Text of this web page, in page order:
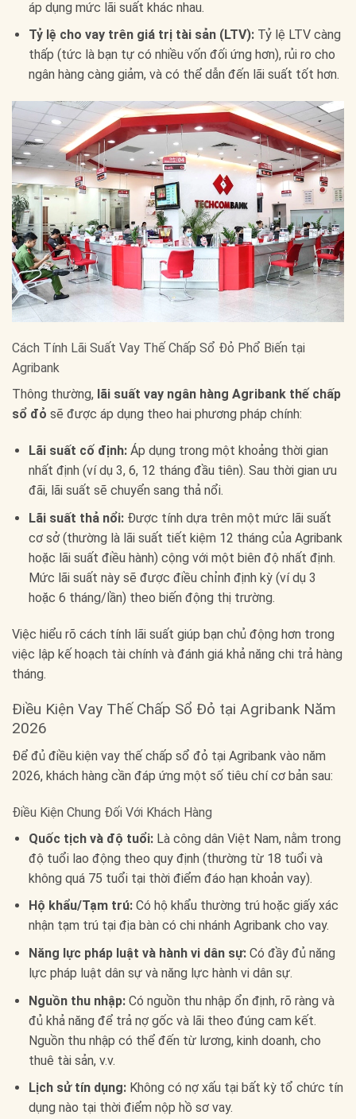
áp dụng mức lãi suất khác nhau.
Tỷ lệ cho vay trên giá trị tài sản (LTV):Tỷ lệ LTV càng
thấp (tức là bạn tự có nhiều vốn đối ứng hơn), rủi ro cho
ngân hàng càng giảm, và có thể dẫn đến lãi suất tốt hơn.
Cách Tính Lãi Suất Vay Thế Chấp Sổ Đỏ Phổ Biến tại
Agribank
Thông thường, lãi suất vay ngân hàng Agribank thế chấp
sổ đỏ sẽ được áp dụng theo hai phương pháp chính:
Lãi suất cố định:Áp dụng trong một khoảng thời gian
nhất định (ví dụ 3, 6, 12 tháng đầu tiên). Sau thời gian ưu
đãi, lãi suất sẽ chuyển sang thả nổi.
Lãi suất thả nổi:Được tính dựa trên một mức lãi suất
cơ sở (thường là lãi suất tiết kiệm 12 tháng của Agribank
hoặc lãi suất điều hành) cộng với một biên độ nhất định.
Mức lãi suất này sẽ được điều chỉnh định kỳ (ví dụ 3
hoặc 6 tháng/lần) theo biến động thị trường.
Việc hiểu rõ cách tính lãi suất giúp bạn chủ động hơn trong
việc lập kế hoạch tài chính và đánh giá khả năng chi trả hàng
tháng.
Điều Kiện Vay Thế Chấp Sổ Đỏ tại Agribank Năm
2026
Để đủ điều kiện vay thế chấp sổ đỏ tại Agribank vào năm
2026, khách hàng cần đáp ứng một số tiêu chí cơ bản sau:
Điều Kiện Chung Đối Với Khách Hàng
Quốc tịch và độ tuổi:Là công dân Việt Nam, nằm trong
độ tuổi lao động theo quy định (thường từ 18 tuổi và
không quá 75 tuổi tại thời điểm đáo hạn khoản vay).
Hộ khẩu/Tạm trú:Có hộ khẩu thường trú hoặc giấy xác
nhận tạm trú tại địa bàn có chi nhánh Agribank cho vay.
Năng lực pháp luật và hành vi dân sự:Có đầy đủ năng
lực pháp luật dân sự và năng lực hành vi dân sự.
Nguồn thu nhập:Có nguồn thu nhập ổn định, rõ ràng và
đủ khả năng để trả nợ gốc và lãi theo đúng cam kết.
Nguồn thu nhập có thể đến từ lương, kinh doanh, cho
thuê tài sản, v.v.
Lịch sử tín dụng:Không có nợ xấu tại bất kỳ tổ chức tín
dụng nào tại thời điểm nộp hồ sơ vay.